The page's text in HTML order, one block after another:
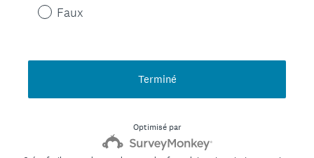
Faux
Terminé
Optimisé par